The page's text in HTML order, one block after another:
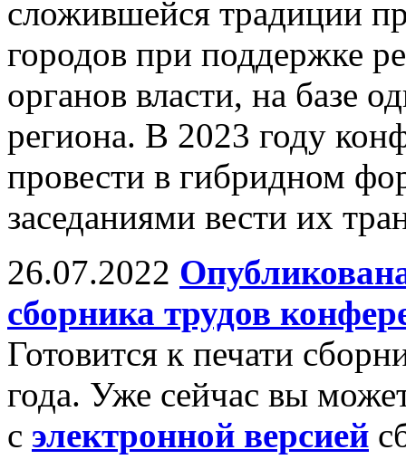
сложившейся традиции
городов при поддержке
органов власти, на базе
региона. В 2023 году
провести в гибридном
заседаниями вести их
26.07.2022
сборника трудов
Готовится к печати
года. Уже сейчас вы
с электронной версией